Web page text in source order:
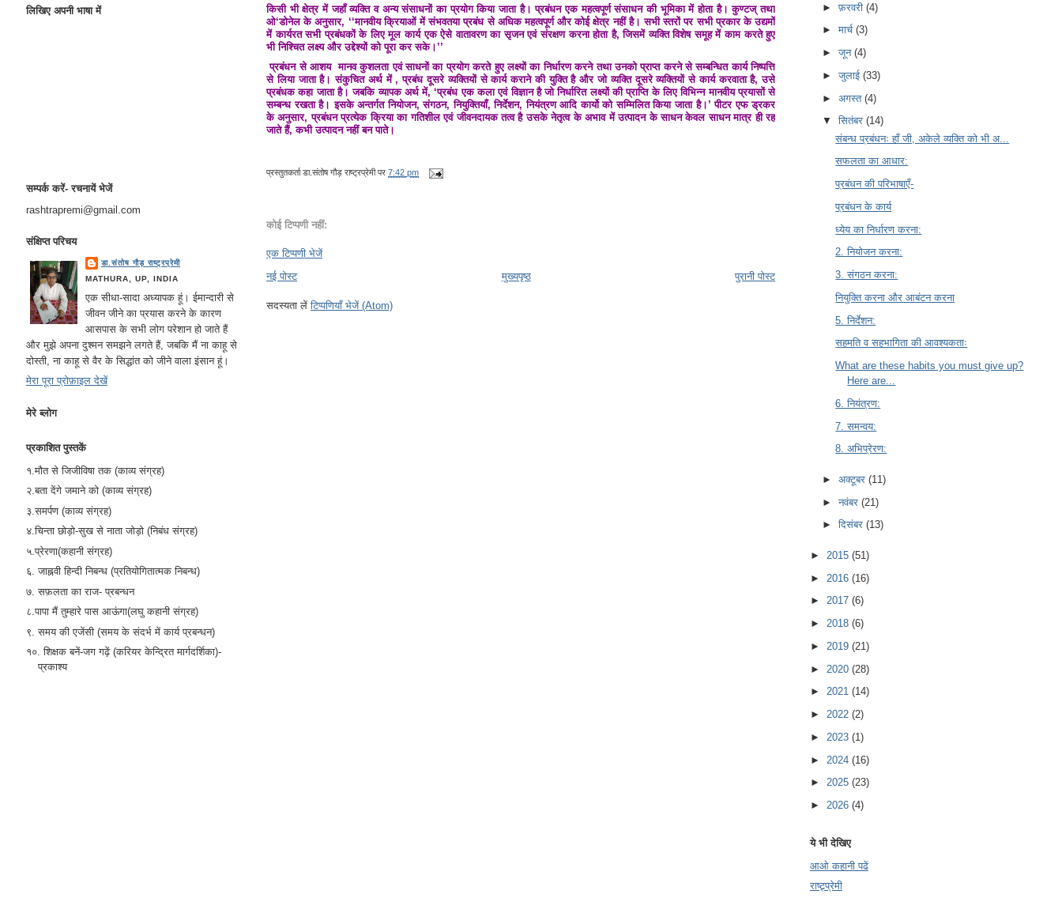
लिखिए अपनी भाषा में
सम्पर्क करें- रचनायें भेजें
rashtrapremi@gmail.com
संक्षिप्त परिचय
डा.संतोष गौड़ राष्ट्रप्रेमी
MATHURA, UP, INDIA
एक सीधा-सादा अध्यापक हूं। ईमान्दारी से
जीवन जीने का प्रयास करने के कारण
आसपास के सभी लोग परेशान हो जाते हैं
और मुझे अपना दुश्मन समझने लगते हैं, जबकि मैं ना काहू से
दोस्ती, ना काहू से वैर के सिद्धांत को जीने वाला इंसान हूं।
मेरा पूरा प्रोफ़ाइल देखें
मेरे ब्लोग
प्रकाशित पुस्तकें
१.मौत से जिजीविषा तक (काव्य संग्रह)
२.बता देंगे जमाने को (काव्य संग्रह)
३.समर्पण (काव्य संग्रह)
४.चिन्ता छोड़ो-सुख से नाता जोड़ो (निबंध संग्रह)
५.प्रेरणा(कहानी संग्रह)
६. जाह्नवी हिन्दी निबन्ध (प्रतियोगितात्मक निबन्ध)
७. सफ़लता का राज- प्रबन्धन
८.पापा मैं तुम्हारे पास आऊंगा(लघु कहानी संग्रह)
९. समय की एजेंसी (समय के संदर्भ में कार्य प्रबन्धन)
१०. शिक्षक बनें-जग गढ़ें (करियर केन्द्रित मार्गदर्शिका)-
प्रकाश्य
किसी भी क्षेत्र में जहाँ व्यक्ति व अन्य संसाधनों का प्रयोग किया जाता है। प्रबंधन एक महत्वपूर्ण संसाधन की भूमिका में होता है। कुण्टज् तथा
ओ‘डोनेल के अनुसार, ‘‘मानवीय क्रियाओं में संभवतया प्रबंध से अधिक महत्वपूर्ण और कोई क्षेत्र नहीं है। सभी स्तरों पर सभी प्रकार के उद्यमों
में कार्यरत सभी प्रबंधकों के लिए मूल कार्य एक ऐसे वातावरण का सृजन एवं संरक्षण करना होता है, जिसमें व्यक्ति विशेष समूह में काम करते हुए
भी निश्चित लक्ष्य और उद्देश्यों को पूरा कर सके।’’
प्रबंधन से आशय मानव कुशलता एवं साधनों का प्रयोग करते हुए लक्ष्यों का निर्धारण करने तथा उनको प्राप्त करने से सम्बन्धित कार्य निष्पत्ति
से लिया जाता है। संकुचित अर्थ में , प्रबंध दूसरे व्यक्तियों से कार्य कराने की युक्ति है और जो व्यक्ति दूसरे व्यक्तियों से कार्य करवाता है, उसे
प्रबंधक कहा जाता है। जबकि व्यापक अर्थ में, ‘प्रबंध एक कला एवं विज्ञान है जो निर्धारित लक्ष्यों की प्राप्ति के लिए विभिन्न मानवीय प्रयासों से
सम्बन्ध रखता है। इसके अन्तर्गत नियोजन, संगठन, नियुक्तियाँ, निर्देशन, नियंत्रण आदि कार्यो को सम्मिलित किया जाता है।’ पीटर एफ ड्रकर
के अनुसार, प्रबंधन प्रत्येक क्रिया का गतिशील एवं जीवनदायक तत्व है उसके नेतृत्व के अभाव में उत्पादन के साधन केवल साधन मात्र ही रह
जाते हैं, कभी उत्पादन नहीं बन पाते।
प्रस्तुतकर्ताडा.संतोष गौड़ राष्ट्रप्रेमी पर7:42 pm
कोई टिप्पणी नहीं:
एक टिप्पणी भेजें
नई पोस्ट
पुरानी पोस्ट
मुख्यपृष्ठ
सदस्यता लेंटिप्पणियाँ भेजें (Atom)
►फ़रवरी(4)
►मार्च(3)
►जून(4)
►जुलाई(33)
►अगस्त(4)
▼सितंबर(14)
संबन्ध प्रबंधनः हाँ जी, अकेले व्यक्ति को भी अ...
सफलता का आधार:
प्रबंधन की परिभाषाएँ-
प्रबंधन के कार्य
ध्येय का निर्धारण करना:
2. नियोजन करना:
3. संगठन करना:
नियुक्ति करना और आबंटन करना
5. निर्देशन:
सहमति व सहभागिता की आवश्यकताः
What are these habits you must give up?
Here are...
6. नियंत्रण:
7. समन्वय:
8. अभिप्रेरण:
►अक्टूबर(11)
►नवंबर(21)
►दिसंबर(13)
► 2015 (51)
► 2016 (16)
► 2017 (6)
► 2018 (6)
► 2019 (21)
► 2020 (28)
► 2021 (14)
► 2022 (2)
► 2023 (1)
► 2024 (16)
► 2025 (23)
► 2026 (4)
ये भी देखिए
आओ कहानी पढें
राष्ट्र्प्रेमी